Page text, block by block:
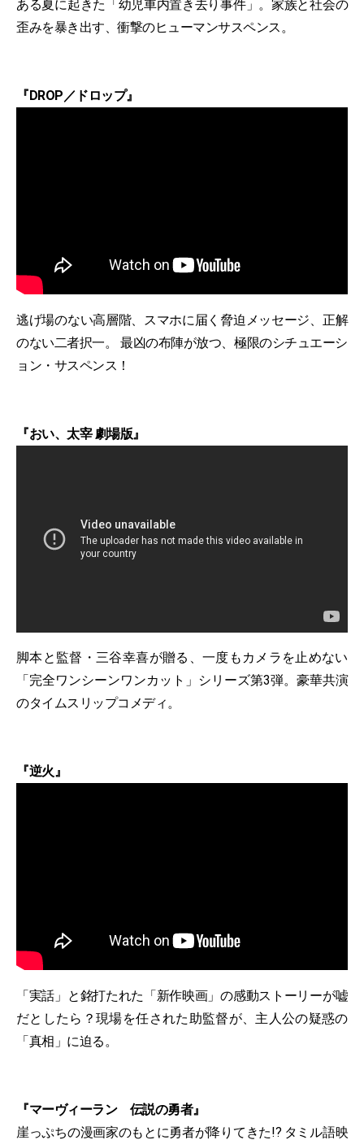
ある夏に起きた「幼児車内置き去り事件」。家族と社会の
歪みを暴き出す、衝撃のヒューマンサスペンス。
『DROP／ドロップ』
逃げ場のない高層階、スマホに届く脅迫メッセージ、正解
のない二者択一。 最凶の布陣が放つ、極限のシチュエーシ
ョン・サスペンス！
『おい、太宰 劇場版』
脚本と監督・三谷幸喜が贈る、一度もカメラを止めない
「完全ワンシーンワンカット」シリーズ第3弾。豪華共演
のタイムスリップコメディ。
『逆火』
「実話」と銘打たれた「新作映画」の感動ストーリーが嘘
だとしたら？現場を任された助監督が、主人公の疑惑の
「真相」に迫る。
『マーヴィーラン 伝説の勇者』
崖っぷちの漫画家のもとに勇者が降りてきた!? タミル語映